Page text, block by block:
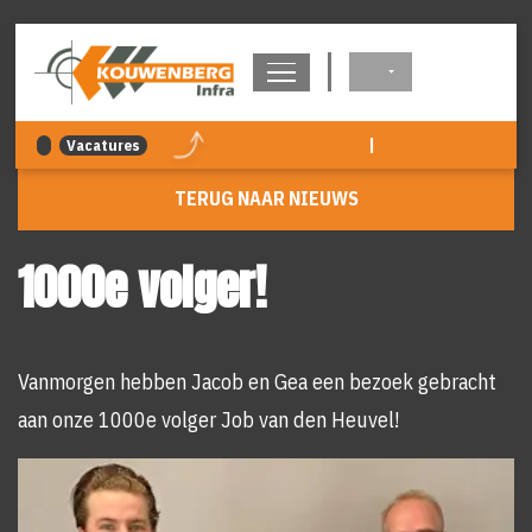
Vacatures |
TERUG NAAR NIEUWS
1000e volger!
Vanmorgen hebben Jacob en Gea een bezoek gebracht
aan onze 1000e volger Job van den Heuvel!